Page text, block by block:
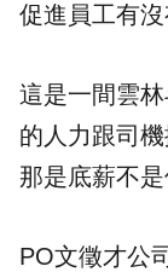
促進員工有沒
這是一間雲
的人力跟司
那是底薪不是
PO文徵才公